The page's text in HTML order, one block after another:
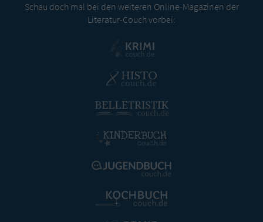
Schau doch mal bei den weiteren Online-Magazinen der
Literatur-Couch vorbei: